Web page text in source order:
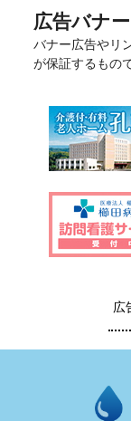
広告バナー
バナー広告やリ
が保証するもの
広